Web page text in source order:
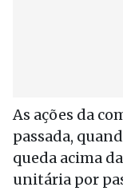
As ações da
passada,
queda acima
unitária por